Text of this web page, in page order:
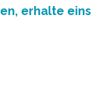
erhalte eins